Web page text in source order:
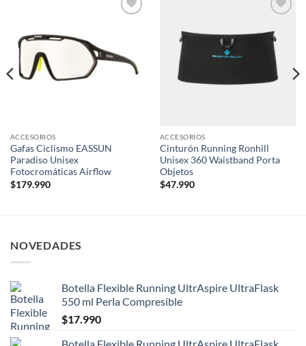
ACCESORIOS
Gafas Ciclismo EASSUN
Paradiso Unisex
Fotocromáticas Airflow
$179.990
wishlist
ACCESORIOS
Cinturón Running Ronhill
Unisex 360 Waistband Porta
Objetos
$47.990
NOVEDADES
Botella Flexible Running UltrAspire UltraFlask
550 ml Perla Compresible
$17.990